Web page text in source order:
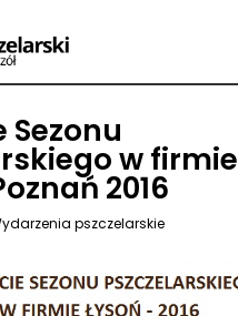
Sezonu
w firmie
2016
pszczelarskie